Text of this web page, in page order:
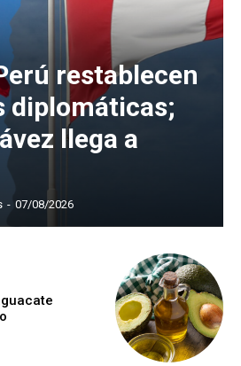
restablecen
diplomáticas;
llega a
- 07/08/2026